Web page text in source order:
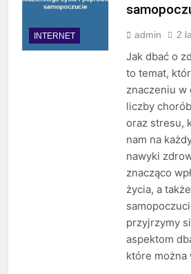
INTERNET admin 2
Jak dbać o
to temat,
znaczeniu w
liczby
oraz stresu,
nam na
nawyki
znacząco
życia, a
przyjrzymy
aspektom
które